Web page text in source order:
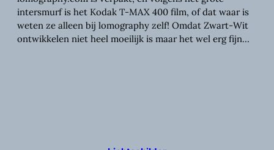
intersmurf is het Kodak T-MAX 400 film, of dat waar is
weten ze alleen bij lomography zelf! Omdat Zwart-Wit
ontwikkelen niet heel moeilijk is maar het wel erg fijn…